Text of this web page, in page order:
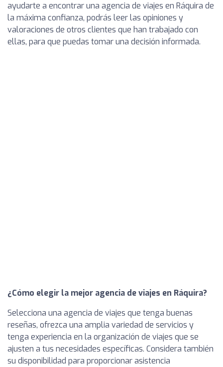
ayudarte a encontrar una agencia de viajes en Ráquira de
la máxima confianza, podrás leer las opiniones y
valoraciones de otros clientes que han trabajado con
ellas, para que puedas tomar una decisión informada.
¿Cómo elegir la mejor agencia de viajes en Ráquira?
Selecciona una agencia de viajes que tenga buenas
reseñas, ofrezca una amplia variedad de servicios y
tenga experiencia en la organización de viajes que se
ajusten a tus necesidades específicas. Considera también
su disponibilidad para proporcionar asistencia